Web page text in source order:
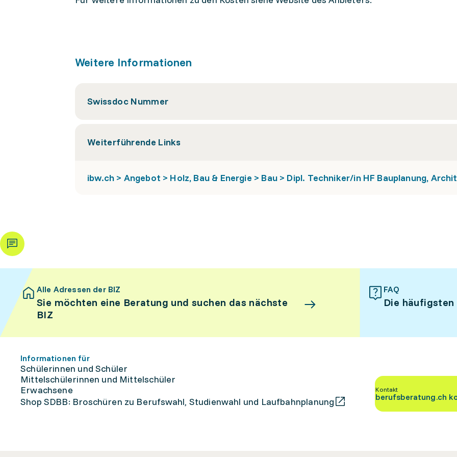
Weitere Informationen
Swissdoc Nummer
Weiterführende Links
ibw.ch > Angebot > Holz, Bau & Energie > Bau > Dipl. Techniker/in HF Bauplanung,
Alle Adressen der BIZ
Sie möchten eine Beratung und suchen das nächste
BIZ
FAQ
Die
Informationen für
Schülerinnen und Schüler
Mittelschülerinnen und Mittelschüler
Erwachsene
Shop SDBB: Broschüren zu Berufswahl, Studienwahl und Laufbahnplanung
Kontakt
berufsberatung.ch